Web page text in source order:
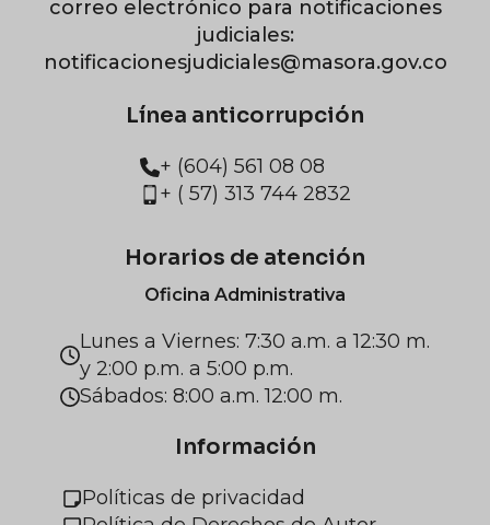
correo electrónico para notificaciones
judiciales:
notificacionesjudiciales@masora.gov.co
Línea anticorrupción
+ (604) 561 08 08
+ ( 57) 313 744 2832
Horarios de atención
Oficina Administrativa
Lunes a Viernes: 7:30 a.m. a 12:30 m.
y 2:00 p.m. a 5:00 p.m.
Sábados: 8:00 a.m. 12:00 m.
Información
Políticas de privacidad